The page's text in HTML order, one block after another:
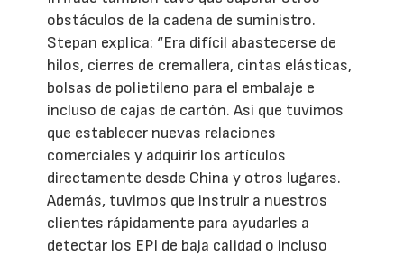
obstáculos de la cadena de suministro.
Stepan explica: “Era difícil abastecerse de
hilos, cierres de cremallera, cintas elásticas,
bolsas de polietileno para el embalaje e
incluso de cajas de cartón. Así que tuvimos
que establecer nuevas relaciones
comerciales y adquirir los artículos
directamente desde China y otros lugares.
Además, tuvimos que instruir a nuestros
clientes rápidamente para ayudarles a
detectar los EPI de baja calidad o incluso